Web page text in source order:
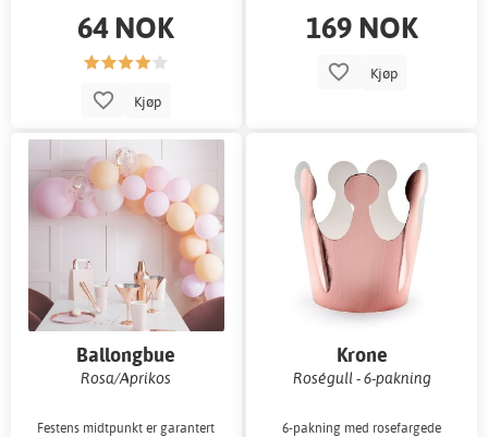
64 NOK
Kjøp
169 NOK
Kjøp
Ballongbue
Rosa/Aprikos
Festens midtpunkt er garantert
Krone
Roségull - 6-pakning
6-pakning med rosefargede